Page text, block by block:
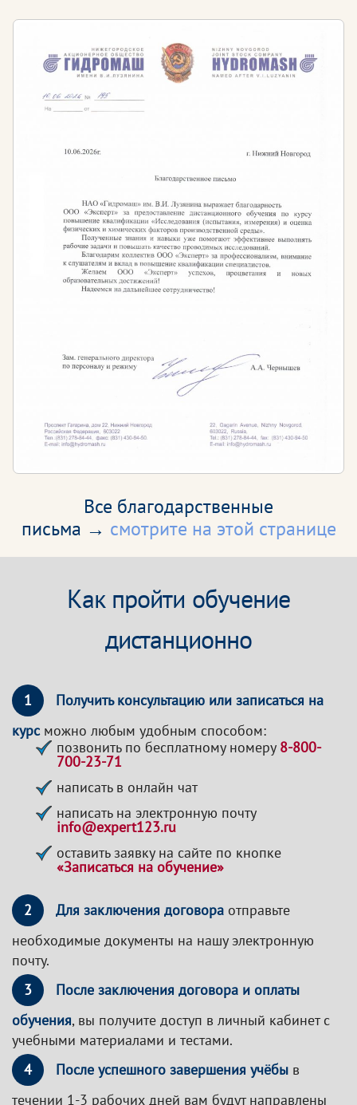
Все благодарственные
письма → смотрите на этой странице
Как пройти обучение
дистанционно
1
Получить консультацию или записаться на
курсможно любым удобным способом:
позвонить по бесплатному номеру 8-800-
700-23-71
написать в онлайн чат
написать на электронную почту
info@expert123.ru
оставить заявку на сайте по кнопке
«Записаться на обучение»
2 Для заключения договора отправьте
необходимые документы на нашу электронную
почту.
3
После заключения договора и оплаты
обучения, вы получите доступ в личный кабинет с
учебными материалами и тестами.
4
После успешного завершения учёбы в
течении 1-3 рабочих дней вам будут направлены